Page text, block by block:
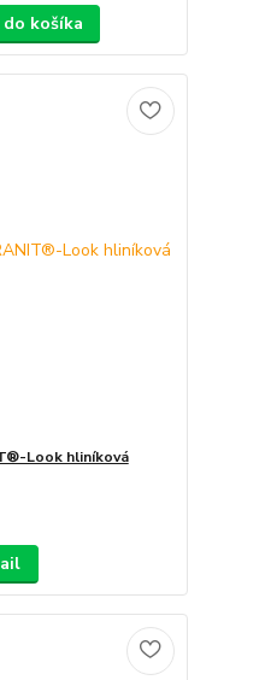
košíka
Look hliníková